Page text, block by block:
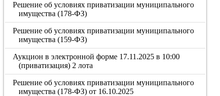
Решение об условиях приватизации муниципального
имущества (178-ФЗ)
Решение об условиях приватизации муниципального
имущества (159-ФЗ)
Аукцион в электронной форме 17.11.2025 в 10:00
(приватизация) 2 лота
Решение об условиях приватизации муниципального
имущества (178-ФЗ) от 16.10.2025